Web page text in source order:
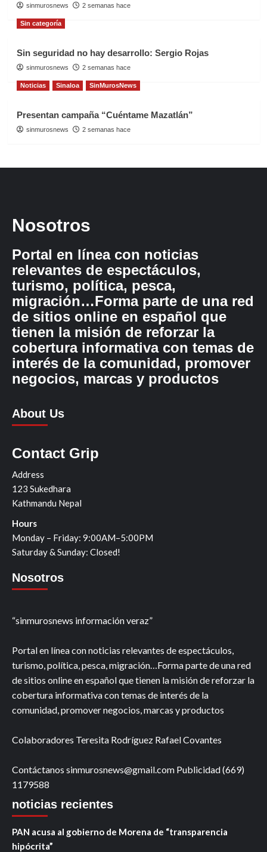
sinmurosnews 2 semanas hace
Sin categoría
Sin seguridad no hay desarrollo: Sergio Rojas
sinmurosnews 2 semanas hace
Noticias Sinaloa SinMurosNews
Presentan campaña “Cuéntame Mazatlán”
sinmurosnews 2 semanas hace
Nosotros
Portal en línea con noticias
relevantes de espectáculos,
turismo, política, pesca,
migración…Forma parte de una red
de sitios online en español que
tienen la misión de reforzar la
cobertura informativa con temas de
interés de la comunidad, promover
negocios, marcas y productos
About Us
Contact Grip
Address
123 Sukedhara
Kathmandu Nepal
Hours
Monday – Friday: 9:00AM–5:00PM
Saturday & Sunday: Closed!
Nosotros
“sinmurosnews información veraz”
Portal en línea con noticias relevantes de espectáculos,
turismo, política, pesca, migración…Forma parte de una red
de sitios online en español que tienen la misión de reforzar la
cobertura informativa con temas de interés de la
comunidad, promover negocios, marcas y productos
Colaboradores Teresita Rodríguez Rafael Covantes
Contáctanos sinmurosnews@gmail.com Publicidad (669)
1179588
noticias recientes
PAN acusa al gobierno de Morena de “transparencia
hipócrita”